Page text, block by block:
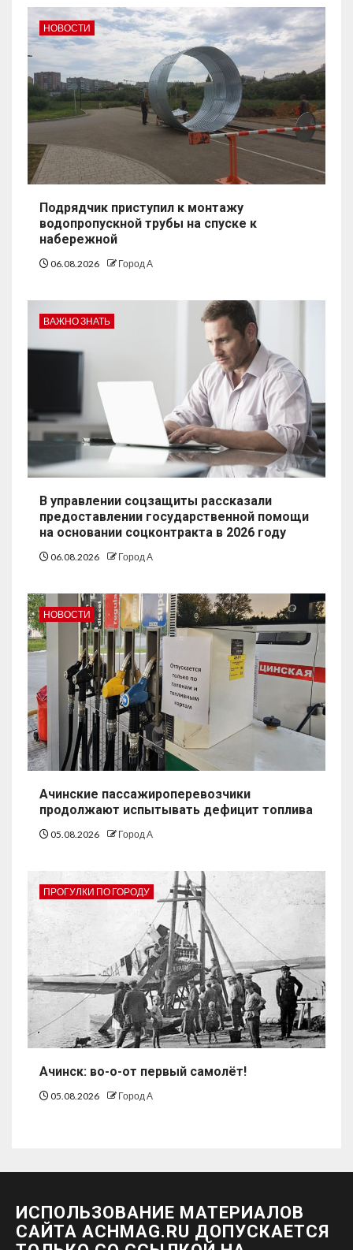
НОВОСТИ
Подрядчик приступил к монтажу
водопропускной трубы на спуске к
набережной
06.08.2026 Город А
ВАЖНО ЗНАТЬ
В управлении соцзащиты рассказали
предоставлении государственной помощи
на основании соцконтракта в 2026 году
06.08.2026 Город А
НОВОСТИ
Ачинские пассажироперевозчики
продолжают испытывать дефицит топлива
05.08.2026 Город А
ПРОГУЛКИ ПО ГОРОДУ
Ачинск: во-о-от первый самолёт!
05.08.2026 Город А
ИСПОЛЬЗОВАНИЕ МАТЕРИАЛОВ
САЙТА ACHMAG.RU ДОПУСКАЕТСЯ